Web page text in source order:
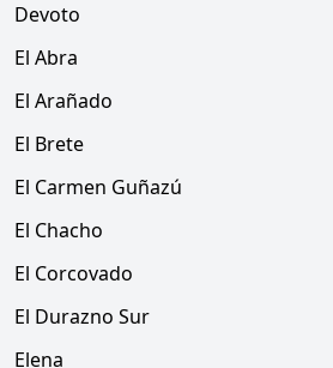
Devoto
El Abra
El Arañado
El Brete
El Carmen Guñazú
El Chacho
El Corcovado
El Durazno Sur
Elena